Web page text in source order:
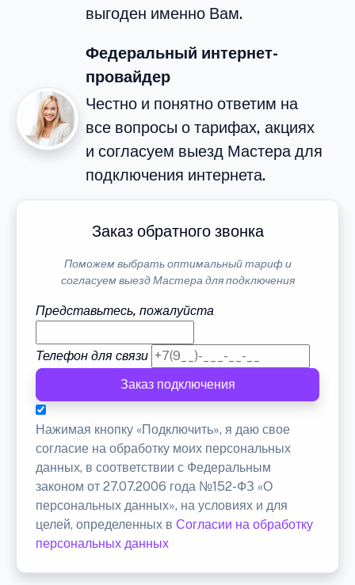
выгоден именно Вам.
Федеральный интернет-
провайдер
Честно и понятно ответим на
все вопросы о тарифах, акциях
и согласуем выезд Мастера для
подключения интернета.
Заказ обратного звонка
Поможем выбрать оптимальный тариф и
согласуем выезд Мастера для подключения
Представьтесь, пожалуйста
Телефон для связи
Заказ подключения
Нажимая кнопку «Подключить», я даю свое
согласие на обработку моих персональных
данных, в соответствии с Федеральным
законом от 27.07.2006 года №152-ФЗ «О
персональных данных», на условиях и для
целей, определенных в Согласии на обработку
персональных данных